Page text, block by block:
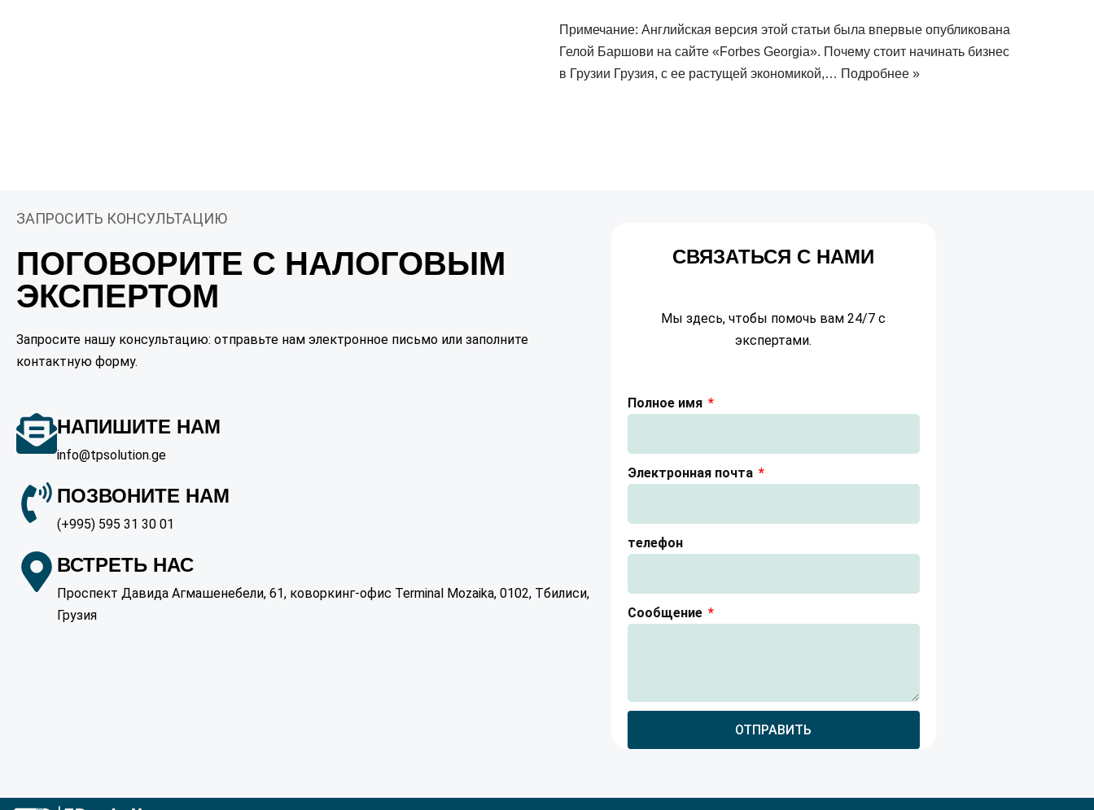
Примечание: Английская версия этой статьи была впервые опубликована
Гелой Баршови на сайте «Forbes Georgia». Почему стоит начинать бизнес
в Грузии Грузия, с ее растущей экономикой,… Подробнее »
ЗАПРОСИТЬ КОНСУЛЬТАЦИЮ
ПОГОВОРИТЕ С НАЛОГОВЫМ
ЭКСПЕРТОМ
Запросите нашу консультацию: отправьте нам электронное письмо или заполните
контактную форму.
НАПИШИТЕ НАМ
info@tpsolution.ge
ПОЗВОНИТЕ НАМ
(+995) 595 31 30 01
ВСТРЕТЬ НАС
Проспект Давида Агмашенебели, 61, коворкинг-офис Terminal Mozaika, 0102, Тбилиси,
Грузия
СВЯЗАТЬСЯ С НАМИ
Мы здесь, чтобы помочь вам 24/7 с
экспертами.
Полное имя
Электронная почта
телефон
Сообщение
ОТПРАВИТЬ